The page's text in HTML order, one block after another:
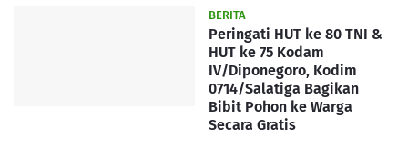
BERITA
Peringati HUT ke 80 TNI &
HUT ke 75 Kodam
IV/Diponegoro, Kodim
0714/Salatiga Bagikan
Bibit Pohon ke Warga
Secara Gratis